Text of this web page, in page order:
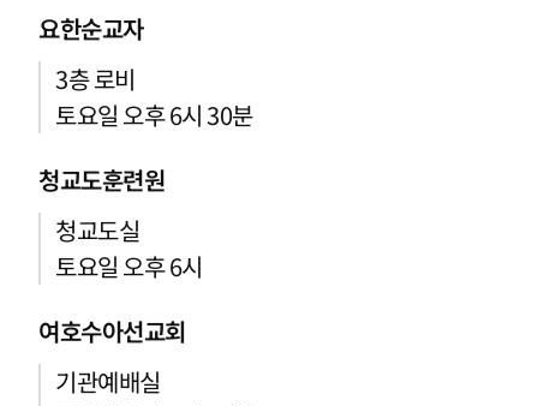
요한순교자
3층 로비
토요일 오후 6시 30분
청교도훈련원
청교도실
토요일 오후 6시
여호수아선교회
기관예배실